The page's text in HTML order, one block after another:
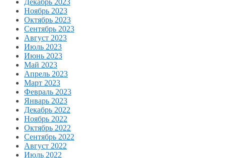
Декабрь 2023
Ноябрь 2023
Октябрь 2023
Сентябрь 2023
Август 2023
Июль 2023
Июнь 2023
Май 2023
Апрель 2023
Март 2023
Февраль 2023
Январь 2023
Декабрь 2022
Ноябрь 2022
Октябрь 2022
Сентябрь 2022
Август 2022
Июль 2022